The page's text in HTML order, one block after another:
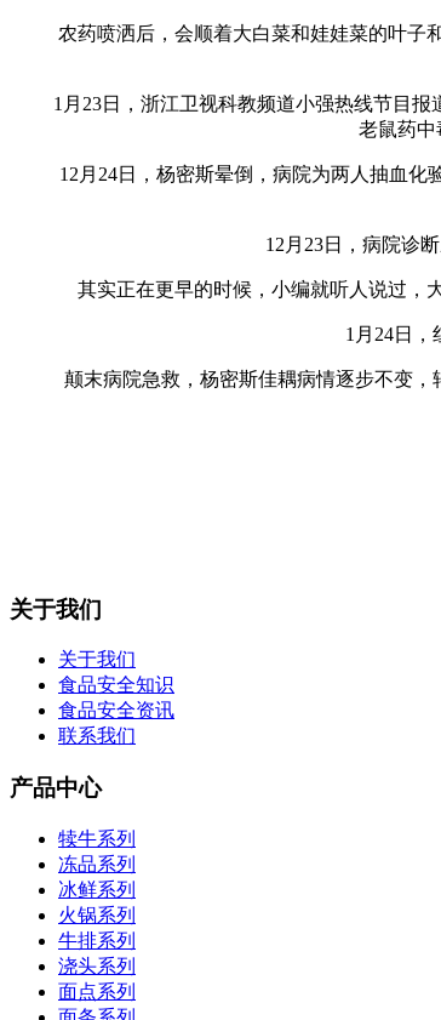
农药喷洒后，会顺着大白菜和娃娃菜的叶子和
1月23日，浙江卫视科教频道小强热线节目报
老鼠药中
12月24日，杨密斯晕倒，病院为两人抽血化验
12月23日，病院诊断
其实正在更早的时候，小编就听人说过，大
1月24日，红
颠末病院急救，杨密斯佳耦病情逐步不变，转
关于我们
关于我们
食品安全知识
食品安全资讯
联系我们
产品中心
犊牛系列
冻品系列
冰鲜系列
火锅系列
牛排系列
浇头系列
面点系列